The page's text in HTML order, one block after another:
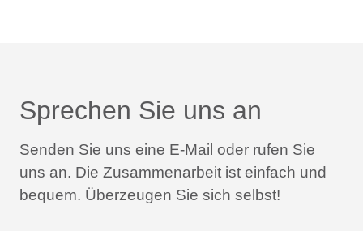
Sprechen Sie uns an
Senden Sie uns eine E-Mail oder rufen Sie
uns an. Die Zusammenarbeit ist einfach und
bequem. Überzeugen Sie sich selbst!